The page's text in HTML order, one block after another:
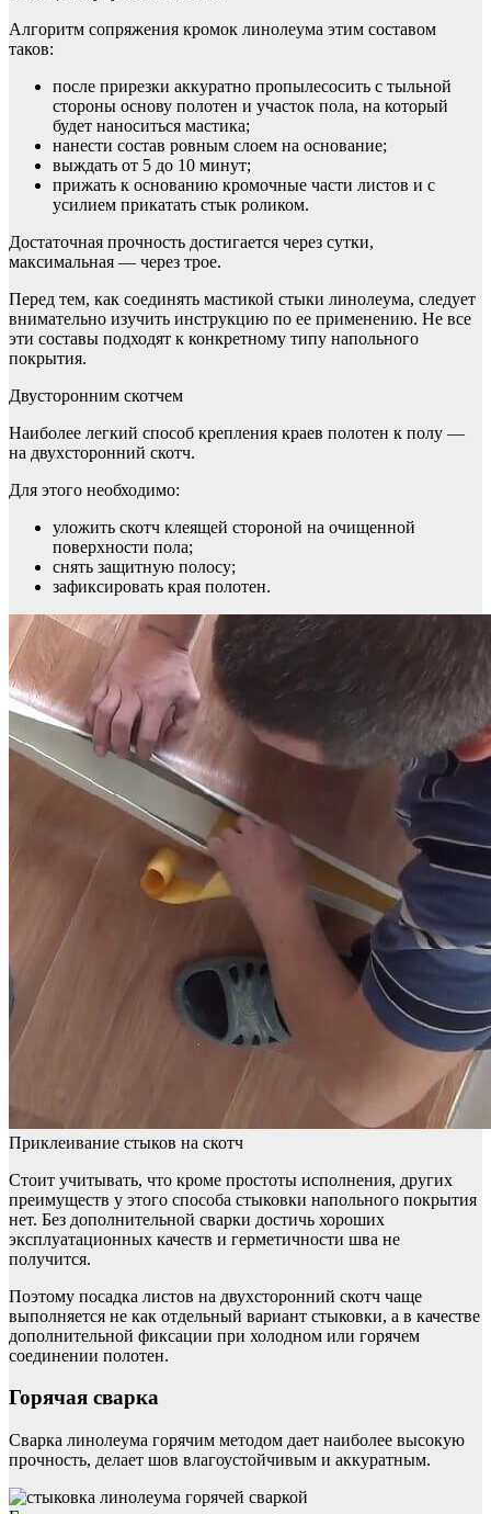
Алгоритм сопряжения кромок линолеума этим составом
таков:
после прирезки аккуратно пропылесосить с тыльной
стороны основу полотен и участок пола, на который
будет наноситься мастика;
нанести состав ровным слоем на основание;
выждать от 5 до 10 минут;
прижать к основанию кромочные части листов и с
усилием прикатать стык роликом.
Достаточная прочность достигается через сутки,
максимальная — через трое.
Перед тем, как соединять мастикой стыки линолеума, следует
внимательно изучить инструкцию по ее применению. Не все
эти составы подходят к конкретному типу напольного
покрытия.
Двусторонним скотчем
Наиболее легкий способ крепления краев полотен к полу —
на двухсторонний скотч.
Для этого необходимо:
уложить скотч клеящей стороной на очищенной
поверхности пола;
снять защитную полосу;
зафиксировать края полотен.
Приклеивание стыков на скотч
Стоит учитывать, что кроме простоты исполнения, других
преимуществ у этого способа стыковки напольного покрытия
нет. Без дополнительной сварки достичь хороших
эксплуатационных качеств и герметичности шва не
получится.
Поэтому посадка листов на двухсторонний скотч чаще
выполняется не как отдельный вариант стыковки, а в качестве
дополнительной фиксации при холодном или горячем
соединении полотен.
Горячая сварка
Сварка линолеума горячим методом дает наиболее высокую
прочность, делает шов влагоустойчивым и аккуратным.